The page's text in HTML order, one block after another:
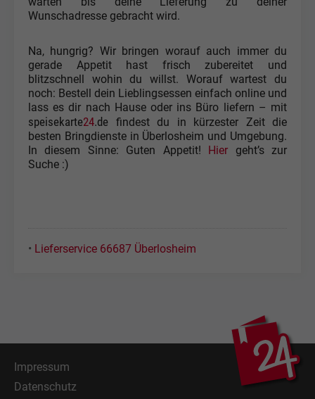
Wunschadresse gebracht wird.
Na, hungrig? Wir bringen worauf auch immer du
gerade Appetit hast frisch zubereitet und
blitzschnell wohin du willst. Worauf wartest du
noch: Bestell dein Lieblingsessen einfach online und
lass es dir nach Hause oder ins Büro liefern – mit
speisekarte24.de findest du in kürzester Zeit die
besten Bringdienste in Überlosheim und Umgebung.
In diesem Sinne: Guten Appetit! Hier geht’s zur
Suche :)
• Lieferservice 66687 Überlosheim
Impressum
Datenschutz